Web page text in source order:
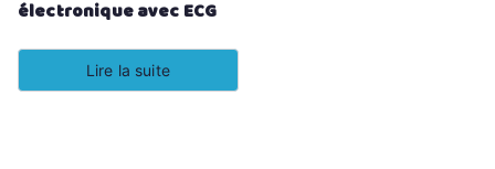
électronique avec ECG
Lire la suite